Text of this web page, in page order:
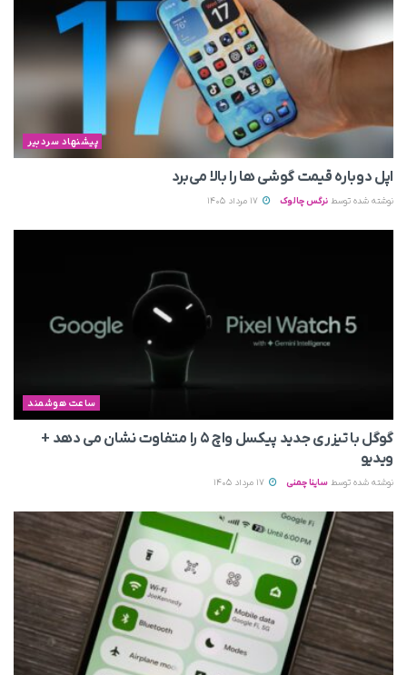
پیشنهاد سردبیر
اپل دوباره قیمت‌ گوشی ها را بالا می‌برد
نوشته شده توسط نرگس چالوک
ساعت هوشمند
گوگل با تیزری جدید پیکسل واچ ۵ را متفاوت نشان می‌ دهد +
ویدیو
نوشته شده توسط ساینا چمنی